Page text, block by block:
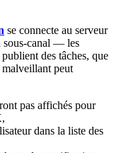
se connecte au serveur
sous-canal — les
des tâches, que
peut
pas affichés pour
dans la liste des